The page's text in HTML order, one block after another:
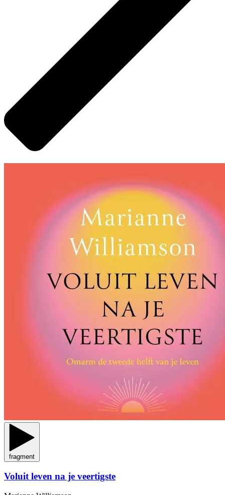
fragment
Voluit leven na je veertigste